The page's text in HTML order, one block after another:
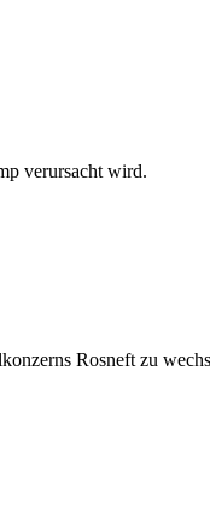
verursacht wird.
Rosneft zu